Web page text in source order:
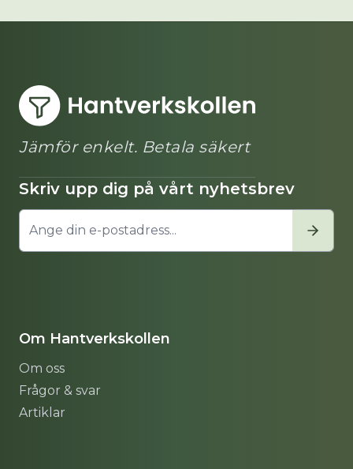
Jämför enkelt. Betala säkert
Skriv upp dig på vårt nyhetsbrev
Om Hantverkskollen
Om oss
Frågor & svar
Artiklar